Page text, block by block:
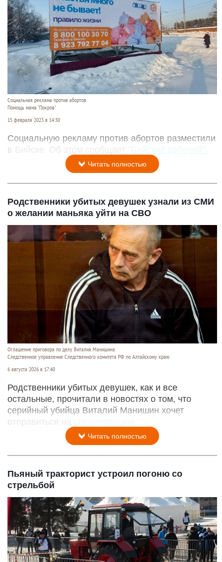
Социальная реклама против абортов
Помощь мама "Покров"
15 февраля 2023 в 14:30
Социальную рекламу против абортов разместили
в Бийске. Об этом сообщает "Бийский рабочий".
Читать полностью
Родственники убитых девушек узнали из СМИ
о желании маньяка уйти на СВО
Оглашение приговора по делу Виталия Манишина.
Следственное управление Следственного комитета РФ по Алтайскому краю
6 августа 2026 в 17:40
Родственники убитых девушек, как и все
остальные, прочитали в новостях о том, что
серийный убийца Виталий Манишин хочет
отправиться на
Читать полностью
Пьяный тракторист устроил погоню со
стрельбой